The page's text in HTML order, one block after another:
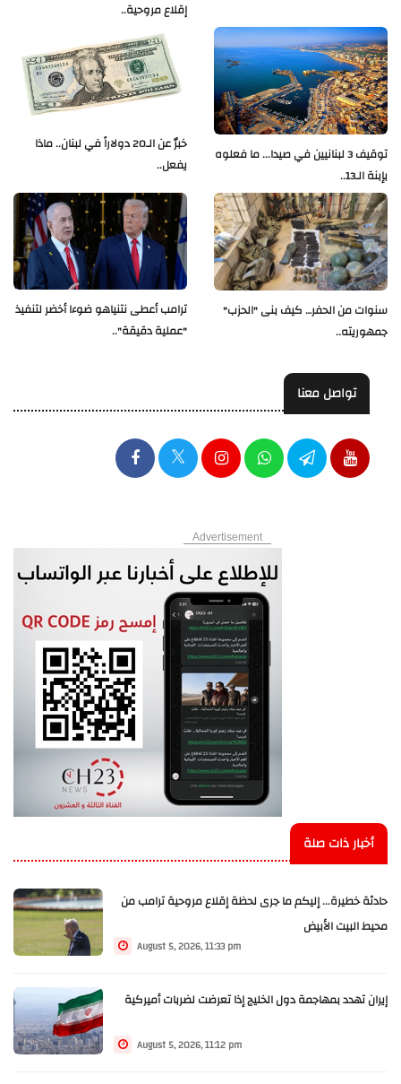
إقلاع مروحية..
خبرٌ عن الـ20 دولاراً في لبنان.. ماذا
يفعل..
توقيف 3 لبنانيين في صيدا... ما فعلوه
بإبنة الـ13..
ترامب أعطى نتنياهو ضوءا أخضر لتنفيذ
"عملية دقيقة"..
سنوات من الحفر… كيف بنى "الحزب"
جمهوريته..
تواصل معنا
Advertisement
أخبار ذات صلة
حادثة خطيرة... إليكم ما جرى لحظة إقلاع مروحية ترامب من
محيط البيت الأبيض
August 5, 2026, 11:33 pm
إيران تهدد بمهاجمة دول الخليج إذا تعرضت لضربات أميركية
August 5, 2026, 11:12 pm